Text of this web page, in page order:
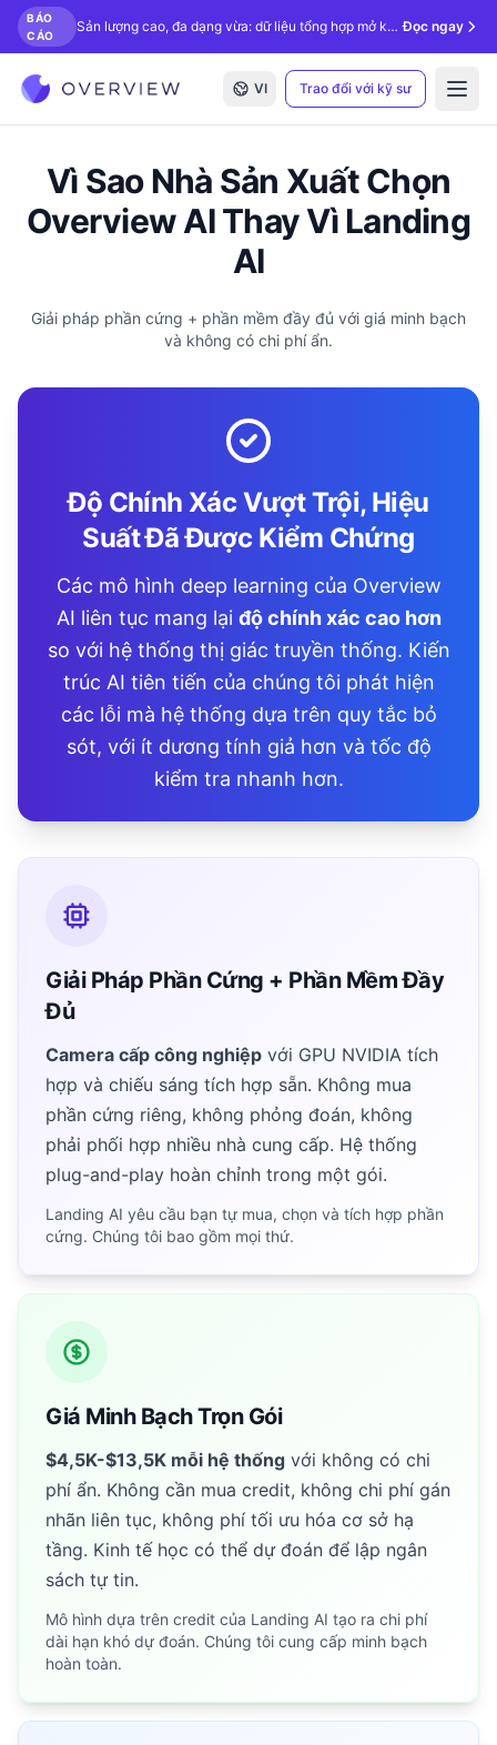
BÁO
CÁO
Sản lượng cao, đa dạng vừa: dữ liệu tổng hợp mở khóa kiểm tra bằng AI. Đọc ngay
VI Trao đổi với kỹ sư
Vì Sao Nhà Sản Xuất Chọn
Overview AI Thay Vì Landing
AI
Giải pháp phần cứng + phần mềm đầy đủ với giá minh bạch
và không có chi phí ẩn.
Độ Chính Xác Vượt Trội, Hiệu
Suất Đã Được Kiểm Chứng
Các mô hình deep learning của Overview
AI liên tục mang lại độ chính xác cao hơn
so với hệ thống thị giác truyền thống. Kiến
trúc AI tiên tiến của chúng tôi phát hiện
các lỗi mà hệ thống dựa trên quy tắc bỏ
sót, với ít dương tính giả hơn và tốc độ
kiểm tra nhanh hơn.
Giải Pháp Phần Cứng + Phần Mềm Đầy
Đủ
Camera cấp công nghiệp với GPU NVIDIA tích
hợp và chiếu sáng tích hợp sẵn. Không mua
phần cứng riêng, không phỏng đoán, không
phải phối hợp nhiều nhà cung cấp. Hệ thống
plug-and-play hoàn chỉnh trong một gói.
Landing AI yêu cầu bạn tự mua, chọn và tích hợp phần
cứng. Chúng tôi bao gồm mọi thứ.
Giá Minh Bạch Trọn Gói
$4,5K-$13,5K mỗi hệ thống với không có chi
phí ẩn. Không cần mua credit, không chi phí gán
nhãn liên tục, không phí tối ưu hóa cơ sở hạ
tầng. Kinh tế học có thể dự đoán để lập ngân
sách tự tin.
Mô hình dựa trên credit của Landing AI tạo ra chi phí
dài hạn khó dự đoán. Chúng tôi cung cấp minh bạch
hoàn toàn.